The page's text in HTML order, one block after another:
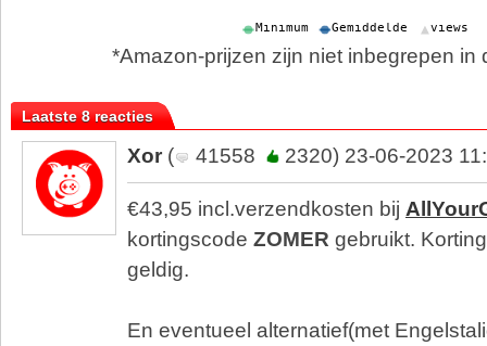
*Amazon-prijzen zijn niet inbegrepen in
Laatste 8 reacties
Xor ( 41558 2320) 23-06-2023
€43,95 incl.verzendkosten bij
kortingscode ZOMER gebruikt.
geldig.
En eventueel alternatief(met